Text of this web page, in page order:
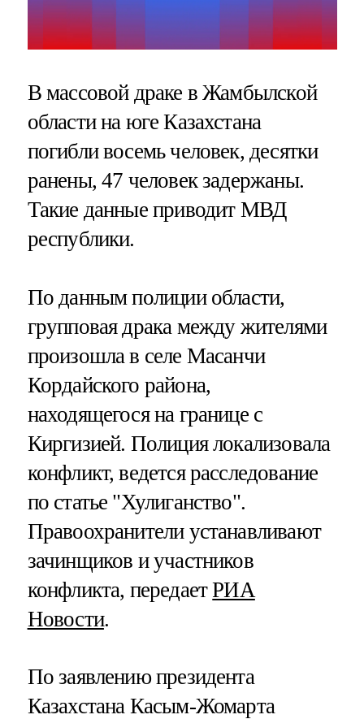
В массовой драке в Жамбылской
области на юге Казахстана
погибли восемь человек, десятки
ранены, 47 человек задержаны.
Такие данные приводит МВД
республики.
По данным полиции области,
групповая драка между жителями
произошла в селе Масанчи
Кордайского района,
находящегося на границе с
Киргизией. Полиция локализовала
конфликт, ведется расследование
по статье "Хулиганство".
Правоохранители устанавливают
зачинщиков и участников
конфликта, передаетРИА
Новости.
По заявлению президента
Казахстана Касым-Жомарта